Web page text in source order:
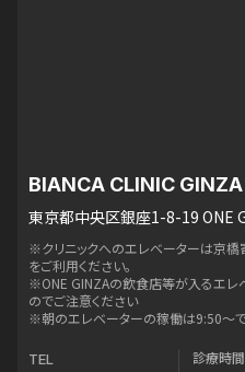
BIANCA CLINIC GINZA
東京都中央区銀座1-8-19 ONE
※クリニックへのエレベーターは京
をご利用ください。
※ONE GINZAの飲食店等が入るエレ
のでご注意ください
※朝のエレベーターの稼働は9:50〜
TEL 診療時間